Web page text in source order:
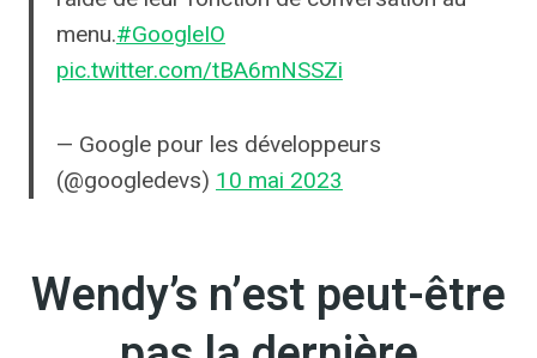
menu.#GoogleIO
pic.twitter.com/tBA6mNSSZi
— Google pour les développeurs
(@googledevs) 10 mai 2023
Wendy’s n’est peut-être